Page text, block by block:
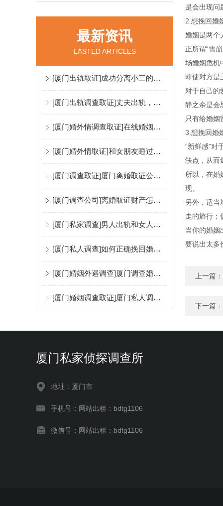
最新资讯
LASTED ARTICLES
[厦门出轨取证]成功分离小三的步骤
[厦门出轨调查取证]丈夫出轨，律师可以调查小三信息吗？
[厦门婚外情调查取证]在线婚姻咨询：男人变心的三个前兆
[厦门婚外情取证]和女朋友睡过但是要分手了正常吗？
[厦门调查取证]厦门离婚取证公司解答婚外情录音怎么取证？
[厦门调查公司]离婚取证财产怎么分割？
[厦门私家调查]男人出轨和女人出轨的不同心理分析
[厦门私人调查]如何正确挽回婚姻修复夫妻感情？
[厦门婚姻外遇调查]厦门调查婚外情收费多少钱？
[厦门婚姻调查取证]厦门私人调查公司收费方式
是会出现问
2.想挽回婚
婚姻是两个
正所谓“雪
场婚姻危机
即使对方是
对于自己的
静之余是会
只有给婚姻
3.想挽回婚
“新鲜感”对
缺点，从而
所以，在婚
现。
另外，适当
走的旅行；
当你的婚姻
要说出太多
上一篇：
下一篇：
厦门私家侦探调查所
地址：厦门市
手机号：网站出租：bdtg1106
微信号：网站出租：bdtg1106